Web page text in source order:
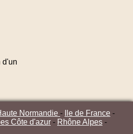
d'un
Normandie - Ile de France -
Côte d'azur - Rhône Alpes -